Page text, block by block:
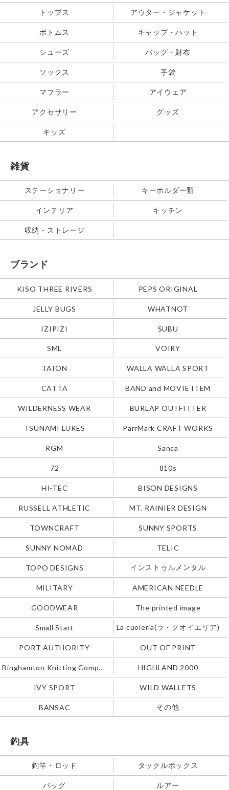
トップス アウター・ジャケット
ボトムス キャップ・ハット
シューズ バッグ・財布
ソックス 手袋
マフラー アイウェア
アクセサリー グッズ
キッズ
雑貨
ステーショナリー キーホルダー類
インテリア キッチン
収納・ストレージ
ブランド
KISO THREE RIVERS PEPS ORIGINAL
JELLY BUGS WHATNOT
IZIPIZI SUBU
SML VOIRY
TAION WALLA WALLA SPORT
CATTA BAND and MOVIE ITEM
WILDERNESS WEAR BURLAP OUTFITTER
TSUNAMI LURES ParrMark CRAFT WORKS
RGM Sanca
72 810s
HI-TEC BISON DESIGNS
RUSSELL ATHLETIC MT. RAINIER DESIGN
TOWNCRAFT SUNNY SPORTS
SUNNY NOMAD TELIC
TOPO DESIGNS インストゥルメンタル
MILITARY AMERICAN NEEDLE
GOODWEAR The printed image
Small Start La cuoieria(ラ・クオイエリア)
PORT AUTHORITY OUT OF PRINT
Binghamton Knitting Company HIGHLAND 2000
IVY SPORT WILD WALLETS
BANSAC その他
釣具
釣竿・ロッド タックルボックス
バッグ ルアー